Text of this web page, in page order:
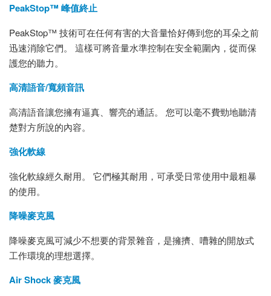
PeakStop™ 峰值終止
PeakStop™ 技術可在任何有害的大音量恰好傳到您的耳朵之前
迅速消除它們。 這樣可將音量水準控制在安全範圍內，從而保
護您的聽力。
高清語音/寬頻音訊
高清語音讓您擁有逼真、響亮的通話。 您可以毫不費勁地聽清
楚對方所說的內容。
強化軟線
強化軟線經久耐用。 它們極其耐用，可承受日常使用中最粗暴
的使用。
降噪麥克風
降噪麥克風可減少不想要的背景雜音，是擁擠、嘈雜的開放式
工作環境的理想選擇。
Air Shock 麥克風